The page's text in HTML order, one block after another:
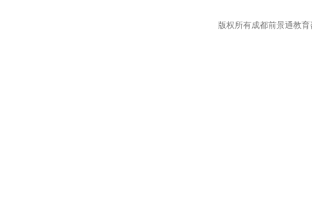
版权所有成都前景通教